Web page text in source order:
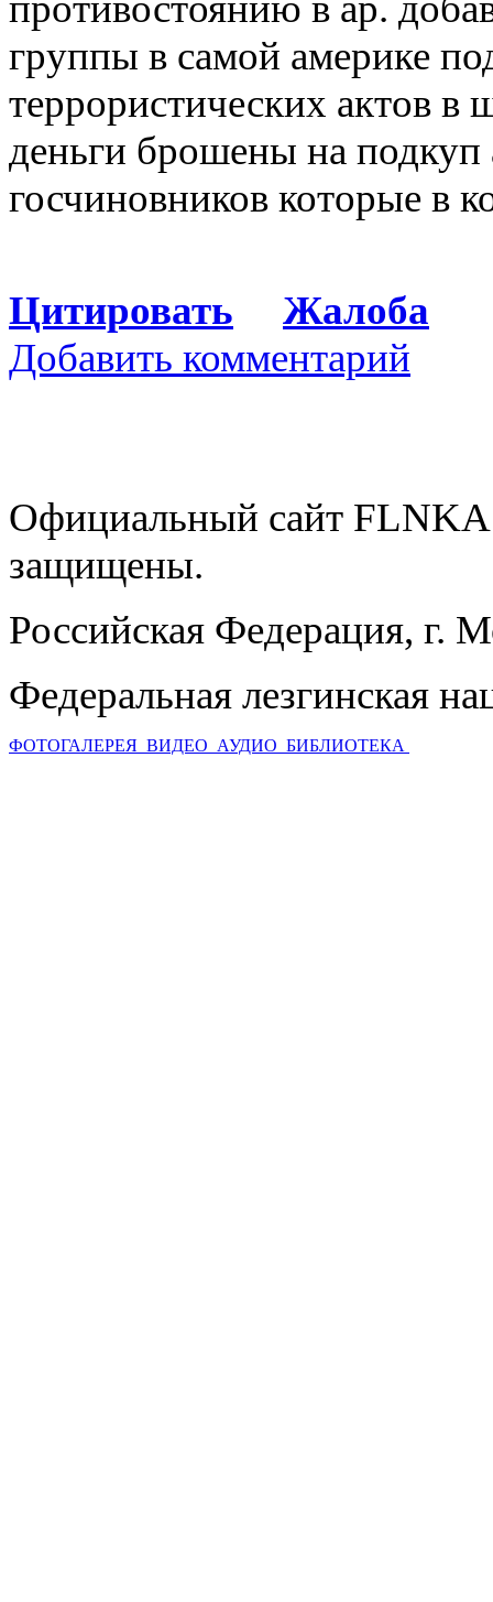
группы в самой америке
террористических актов
деньги брошены на подкуп
госчиновников которые в
Цитировать
Жалоба
Добавить комментарий
Официальный сайт
защищены.
Российская Федерация, г.
Федеральная лезгинская
ФОТОГАЛЕРЕЯ ВИДЕО АУДИО БИБЛИОТЕКА